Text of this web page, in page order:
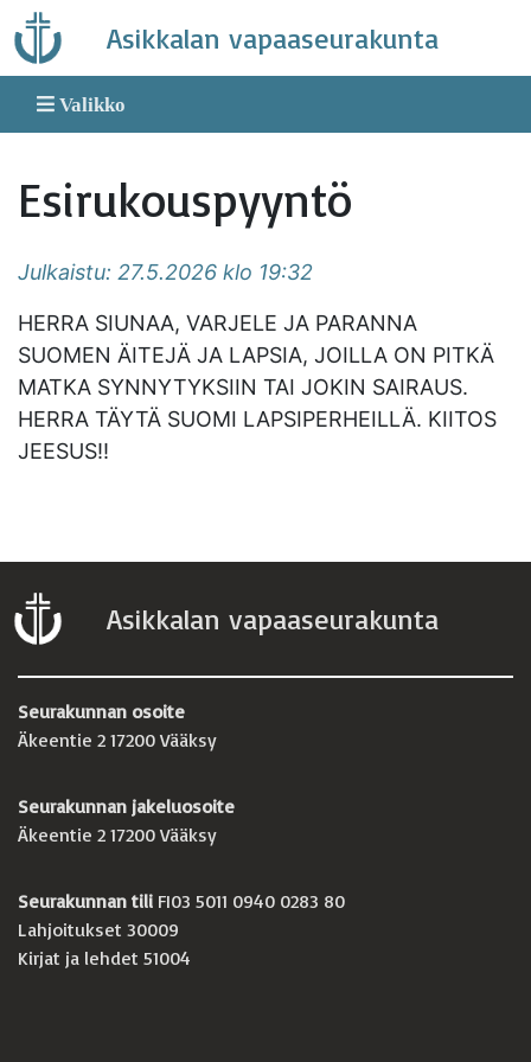
Skip
to
content
Asikkalan vapaaseurakunta
Valikko
Esirukouspyyntö
Julkaistu: 27.5.2026 klo 19:32
HERRA SIUNAA, VARJELE JA PARANNA
SUOMEN ÄITEJÄ JA LAPSIA, JOILLA ON PITKÄ
MATKA SYNNYTYKSIIN TAI JOKIN SAIRAUS.
HERRA TÄYTÄ SUOMI LAPSIPERHEILLÄ. KIITOS
JEESUS!!
Asikkalan vapaaseurakunta
Seurakunnan osoite
Äkeentie 2 17200 Vääksy
Seurakunnan jakeluosoite
Äkeentie 2 17200 Vääksy
Seurakunnan tili FI03 5011 0940 0283 80
Lahjoitukset 30009
Kirjat ja lehdet 51004